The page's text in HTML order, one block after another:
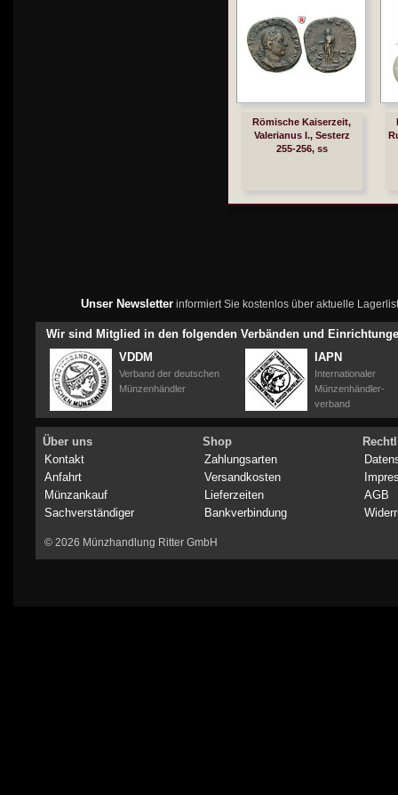
Römische Kaiserzeit,
Valerianus I., Sesterz
255-256, ss
Unser Newsletterinformiert Sie kostenlos über aktuelle
Wir sind Mitglied in den folgenden Verbänden und
VDDM
Verband der deutschen
Münzenhändler
IAPN
Internationaler
Münzenhändler-
verband
Über uns
Kontakt
Anfahrt
Münzankauf
Sachverständiger
Shop
Zahlungsarten
Versandkosten
Lieferzeiten
Bankverbindung
AGB
© 2026 Münzhandlung Ritter GmbH